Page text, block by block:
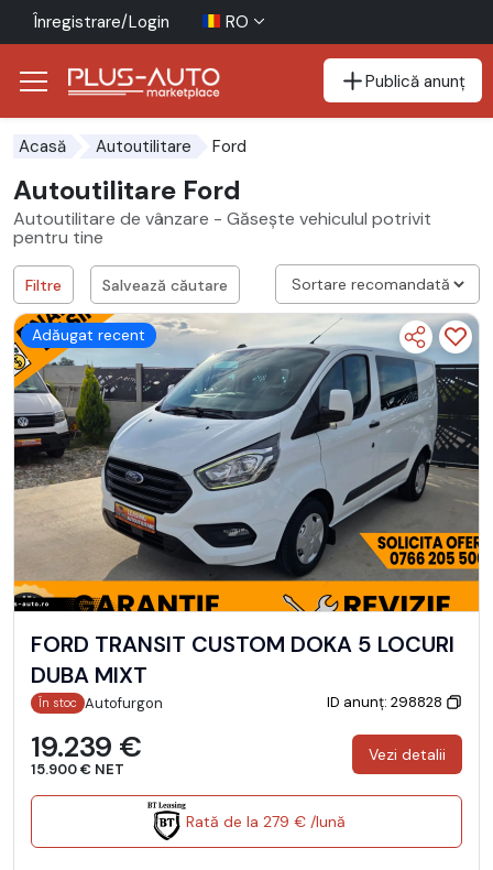
Înregistrare/Login RO
Publică anunț
Acasă Autoutilitare Ford
Autoutilitare Ford
Autoutilitare de vânzare - Găsește vehiculul potrivit
pentru tine
Salvează căutare
Filtre
Adăugat recent
FORD TRANSIT CUSTOM DOKA 5 LOCURI
DUBA MIXT
În stoc Autofurgon ID anunț: 298828
19.239 €
15.900 € NET
Vezi detalii
Rată de la 279 € /lună